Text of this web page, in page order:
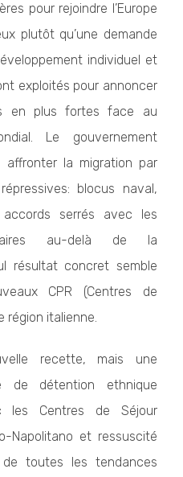
pour rejoindre l’Europe
plutôt qu’une demande
individuel et
exploités pour annoncer
en plus fortes face au
Le gouvernement
affronter la migration par
blocus naval,
serrés avec les
au-delà de la
résultat concret semble
CPR (Centres de
région italienne.
recette, mais une
de détention ethnique
les Centres de Séjour
Napolitano et ressuscité
toutes les tendances